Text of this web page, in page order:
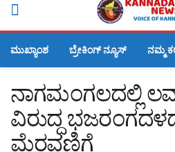
ಮುಖ್ಯಾಂಶ ಬ್ರೇಕಿಂಗ್ ನ್ಯೂಸ್ ನಮ್ಮ
ನಾಗಮಂಗಲದಲ್ಲಿ
ವಿರುದ್ಧ
ಮೆರವಣಿಗೆ